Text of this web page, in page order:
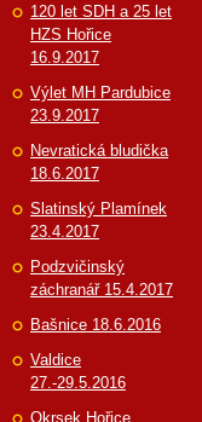
120 let SDH a 25 let
HZS Hořice
16.9.2017
Výlet MH Pardubice
23.9.2017
Nevratická bludička
18.6.2017
Slatinský Plamínek
23.4.2017
Podzvičinský
záchranář 15.4.2017
Bašnice 18.6.2016
Valdice
27.-29.5.2016
Okrsek Hořice